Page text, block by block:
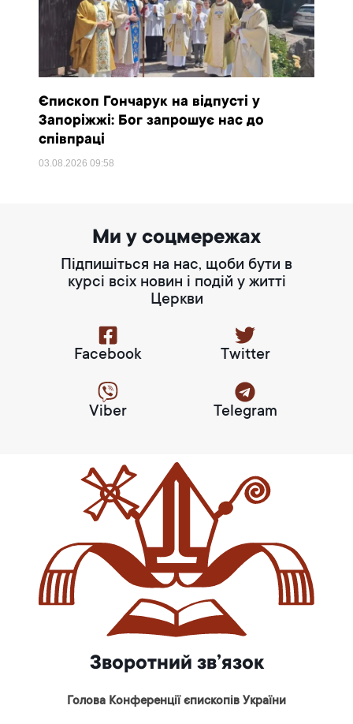
Єпископ Гончарук на відпусті у
Запоріжжі: Бог запрошує нас до
співпраці
03.08.202609:58
Ми у соцмережах
Підпишіться на нас, щоби бути в
курсі всіх новин і подій у житті
Церкви
Facebook Twitter
Viber Telegram
Зворотний зв’язок
Голова Конференції єпископів України